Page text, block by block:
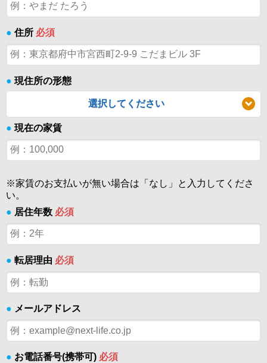
● 住所 必須
● 現住所の形態
選択してください
● 現在の家賃
※家賃のお支払いが無い場合は「なし」と入力してくださ
い。
● 居住年数 必須
● 転居理由 必須
● メールアドレス
● お電話番号(携帯可) 必須